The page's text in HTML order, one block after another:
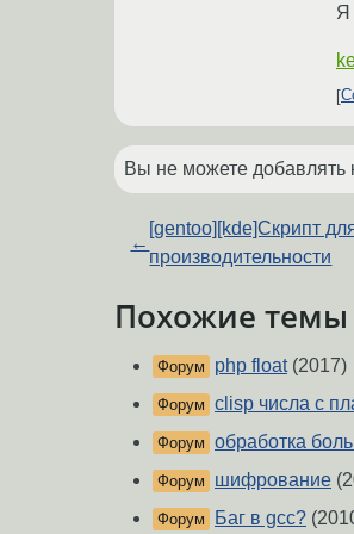
Я
Вы не можете добавлять
←
[gentoo][kde]Скрипт
производительности
Похожие темы
Форум php float(2017)
Форум clisp числа с
Форум обработка
Форум шифрование
Форум Баг в gcc?